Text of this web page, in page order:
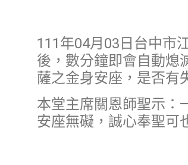
111年04月03日台中市
後，數分鐘即會自動
薩之金身安座，是否
本堂主席關恩師聖示：
安座無礙，誠心奉聖可